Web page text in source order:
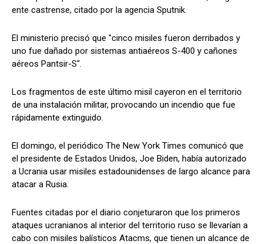
ente castrense, citado por la agencia Sputnik.
El ministerio precisó que "cinco misiles fueron derribados y
uno fue dañado por sistemas antiaéreos S-400 y cañones
aéreos Pantsir-S".
Los fragmentos de este último misil cayeron en el territorio
de una instalación militar, provocando un incendio que fue
rápidamente extinguido.
El domingo, el periódico The New York Times comunicó que
el presidente de Estados Unidos, Joe Biden, había autorizado
a Ucrania usar misiles estadounidenses de largo alcance para
atacar a Rusia.
Fuentes citadas por el diario conjeturaron que los primeros
ataques ucranianos al interior del territorio ruso se llevarían a
cabo con misiles balísticos Atacms, que tienen un alcance de